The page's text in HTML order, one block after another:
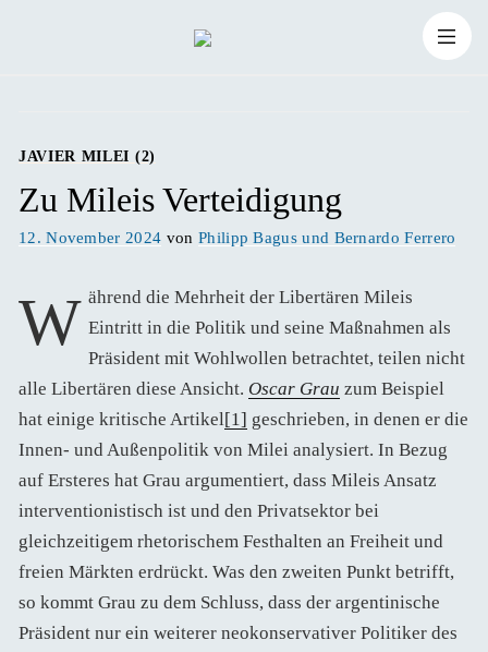
springen
JAVIER MILEI (2)
Zu Mileis Verteidigung
Veröffentlicht
12. November 2024 vonPhilipp Bagus und Bernardo Ferrero
Während die Mehrheit der Libertären Mileis Eintritt in die Politik und seine Maßnahmen als
Präsident mit Wohlwollen betrachtet, teilen nicht
alle Libertären diese Ansicht. Oscar Grau zum Beispiel
hat einige kritische Artikel[1] geschrieben, in denen er die
Innen- und Außenpolitik von Milei analysiert. In Bezug
auf Ersteres hat Grau argumentiert, dass Mileis Ansatz
interventionistisch ist und den Privatsektor bei
gleichzeitigem rhetorischem Festhalten an Freiheit und
freien Märkten erdrückt. Was den zweiten Punkt betrifft,
so kommt Grau zu dem Schluss, dass der argentinische
Präsident nur ein weiterer neokonservativer Politiker des